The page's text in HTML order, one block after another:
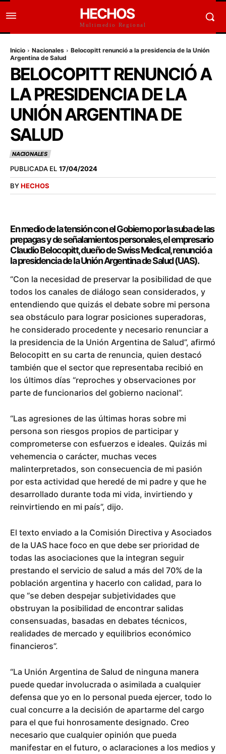
HECHOS
Multimedio Regional
Inicio Nacionales
Belocopitt renunció a la presidencia de la Unión
Argentina de Salud
BELOCOPITT RENUNCIÓ A
LA PRESIDENCIA DE LA
UNIÓN ARGENTINA DE
SALUD
NACIONALES
PUBLICADA EL 17/04/2024
BYHECHOS
En medio de la tensión con el Gobierno por la suba de las
prepagas y de señalamientos personales, el empresario
Claudio Belocopitt, dueño de Swiss Medical, renunció a
la presidencia de la Unión Argentina de Salud (UAS).
“Con la necesidad de preservar la posibilidad de que
todos los canales de diálogo sean considerados, y
entendiendo que quizás el debate sobre mi persona
sea obstáculo para lograr posiciones superadoras,
he considerado procedente y necesario renunciar a
la presidencia de la Unión Argentina de Salud”, afirmó
Belocopitt en su carta de renuncia, quien destacó
también que el sector que representaba recibió en
los últimos días “reproches y observaciones por
parte de funcionarios del gobierno nacional”.
“Las agresiones de las últimas horas sobre mi
persona son riesgos propios de participar y
comprometerse con esfuerzos e ideales. Quizás mi
vehemencia o carácter, muchas veces
malinterpretados, son consecuencia de mi pasión
por esta actividad que heredé de mi padre y que he
desarrollado durante toda mi vida, invirtiendo y
reinvirtiendo en mi país”, dijo.
El texto enviado a la Comisión Directiva y Asociados
de la UAS hace foco en que debe ser prioridad de
todas las asociaciones que la integran seguir
prestando el servicio de salud a más del 70% de la
población argentina y hacerlo con calidad, para lo
que “se deben despejar subjetividades que
obstruyan la posibilidad de encontrar salidas
consensuadas, basadas en debates técnicos,
realidades de mercado y equilibrios económico
financieros”.
“La Unión Argentina de Salud de ninguna manera
puede quedar involucrada o asimilada a cualquier
defensa que yo en lo personal pueda ejercer, todo lo
cual concurre a la decisión de apartarme del cargo
para el que fui honrosamente designado. Creo
necesario que cualquier opinión que pueda
manifestar en el futuro, o aclaraciones a los medios y